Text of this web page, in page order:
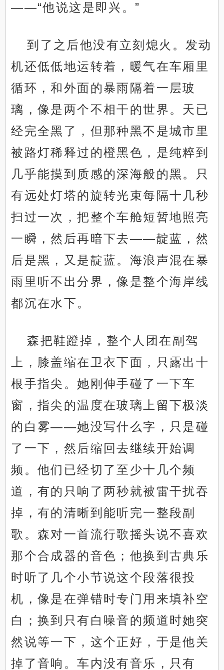
——“他说这是即兴。”
到了之后他没有立刻熄火。发动
机还低低地运转着，暖气在车厢里
循环，和外面的暴雨隔着一层玻
璃，像是两个不相干的世界。天已
经完全黑了，但那种黑不是城市里
被路灯稀释过的橙黑色，是纯粹到
几乎能摸到质感的深海般的黑。只
有远处灯塔的旋转光束每隔十几秒
扫过一次，把整个车舱短暂地照亮
一瞬，然后再暗下去——靛蓝，然
后是黑，又是靛蓝。海浪声混在暴
雨里听不出分界，像是整个海岸线
都沉在水下。
森把鞋蹬掉，整个人团在副驾
上，膝盖缩在卫衣下面，只露出十
根手指尖。她刚伸手碰了一下车
窗，指尖的温度在玻璃上留下极淡
的白雾——她没写什么字，只是碰
了一下，然后缩回去继续开始调
频。他们已经切了至少十几个频
道，有的只响了两秒就被雷干扰吞
掉，有的清晰到能听完一整段副
歌。森对一首流行歌摇头说不喜欢
那个合成器的音色；他换到古典乐
时听了几个小节说这个段落很投
机，像是在弹错时专门用来填补空
白；换到只有白噪音的频道时她突
然说等一下，这个正好，于是他关
掉了音响。车内没有音乐，只有